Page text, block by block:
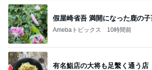
假屋崎省吾 満開になった鹿の子
Amebaトピックス 10時間前
有名鮨店の大将も足繫く通う店